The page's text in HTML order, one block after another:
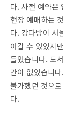
다. 사전 예약은
현장 예매하는
다. 강다방이 서
어갈 수 있었지
들었습니다. 도
간이 없었습니
불가했던 것으
다.